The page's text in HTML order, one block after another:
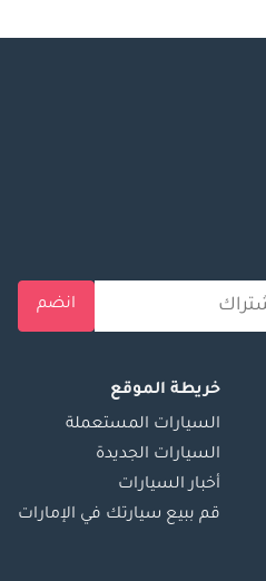
انضم
خريطة الموقع
السيارات المستعملة
السيارات الجديدة
أخبار السيارات
قم ببيع سيارتك في الإمارات